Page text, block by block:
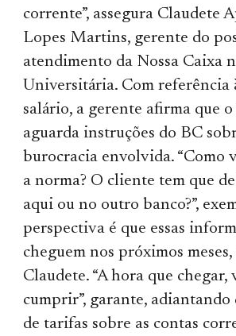
corrente”, assegura Claudete
Lopes Martins, gerente do
atendimento da Nossa Caixa
Universitária. Com referência
salário, a gerente afirma que
aguarda instruções do BC
burocracia envolvida. “Como
a norma? O cliente tem que
aqui ou no outro banco?”,
perspectiva é que essas
cheguem nos próximos
Claudete. “A hora que chegar,
cumprir”, garante, adiantando
de tarifas sobre as contas